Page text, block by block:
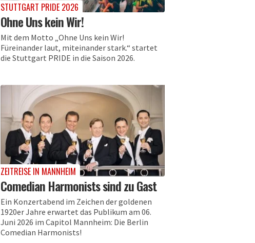
STUTTGART PRIDE 2026
Ohne Uns kein Wir!
Mit dem Motto „Ohne Uns kein Wir!
Füreinander laut, miteinander stark.“ startet
die Stuttgart PRIDE in die Saison 2026.
ZEITREISE IN MANNHEIM
Comedian Harmonists sind zu Gast
Ein Konzertabend im Zeichen der goldenen
1920er Jahre erwartet das Publikum am 06.
Juni 2026 im Capitol Mannheim: Die Berlin
Comedian Harmonists!